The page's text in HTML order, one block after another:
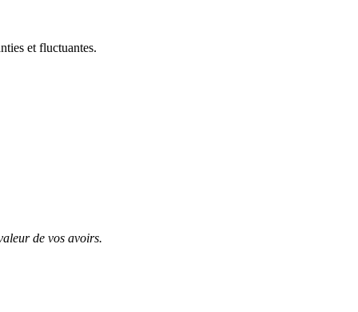
et fluctuantes.
de vos avoirs.